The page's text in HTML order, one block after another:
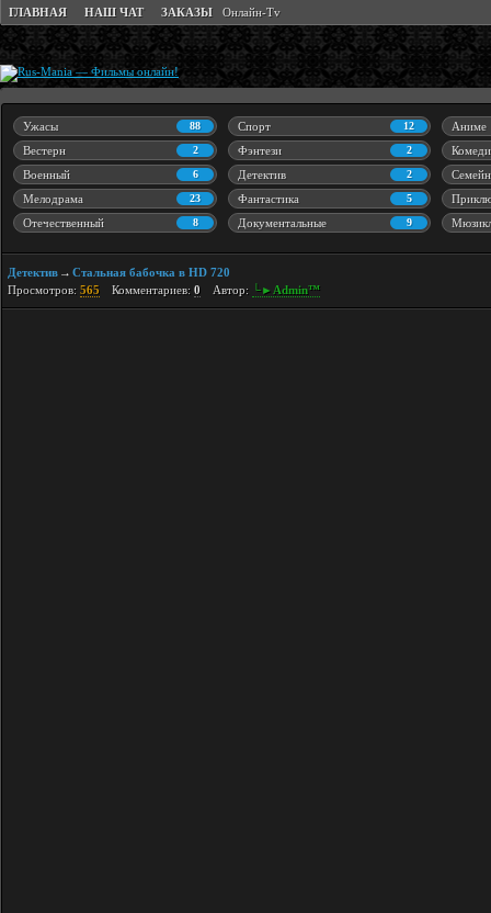
ГЛАВНАЯ НАШ ЧАТ ЗАКАЗЫ Онлайн-Tv
88
Ужасы 12
Спорт Аниме
2
Вестерн 2
Фэнтези
6
Военный 2
Детектив
23
Мелодрама 5
Фантастика
8
Отечественный 9
Документальные
Детектив → Стальная бабочка в HD 720
Просмотров: 565 Комментариев: 0 Автор: └►Admin™